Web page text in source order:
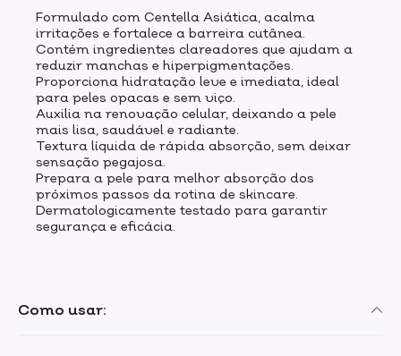
Formulado com Centella Asiática, acalma
irritações e fortalece a barreira cutânea.
Contém ingredientes clareadores que ajudam a
reduzir manchas e hiperpigmentações.
Proporciona hidratação leve e imediata, ideal
para peles opacas e sem viço.
Auxilia na renovação celular, deixando a pele
mais lisa, saudável e radiante.
Textura líquida de rápida absorção, sem deixar
sensação pegajosa.
Prepara a pele para melhor absorção dos
próximos passos da rotina de skincare.
Dermatologicamente testado para garantir
segurança e eficácia.
Como usar: